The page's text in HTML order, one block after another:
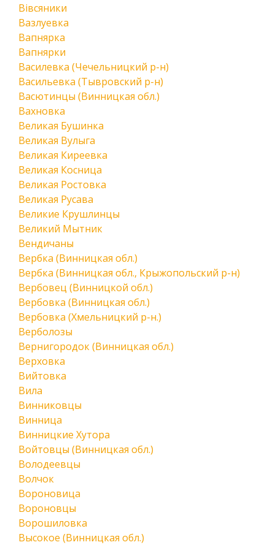
Вівсяники
Вазлуевка
Вапнярка
Вапнярки
Василевка (Чечельницкий р-н)
Васильевка (Тывровский р-н)
Васютинцы (Винницкая обл.)
Вахновка
Великая Бушинка
Великая Вулыга
Великая Киреевка
Великая Косница
Великая Ростовка
Великая Русава
Великие Крушлинцы
Великий Мытник
Вендичаны
Вербка (Винницкая обл.)
Вербка (Винницкая обл., Крыжопольский р-н)
Вербовец (Винницкой обл.)
Вербовка (Винницкая обл.)
Вербовка (Хмельницкий р-н.)
Верболозы
Вернигородок (Винницкая обл.)
Верховка
Вийтовка
Вила
Винниковцы
Винница
Винницкие Хутора
Войтовцы (Винницкая обл.)
Володеевцы
Волчок
Вороновица
Вороновцы
Ворошиловка
Высокое (Винницкая обл.)